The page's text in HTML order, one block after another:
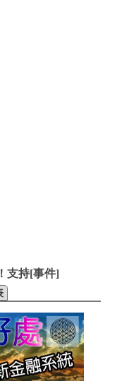
支持[事件]